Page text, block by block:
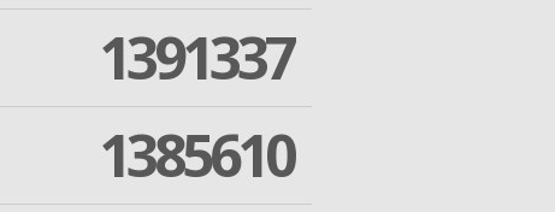
1391337
1385610